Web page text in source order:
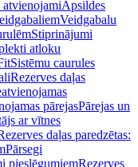
atvienojamiApsildes
Veidgabalu
Stiprinājumi
atloku
Sistēmu caurules
Rezerves daļas
pārejasPārejas un
ar vītnes
daļas paredzētas:
Pārsegi
pieslēgumiemRezerves